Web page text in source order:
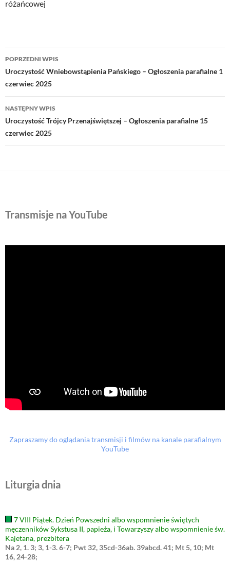
różańcowej
Nawigacja
wpisu
POPRZEDNI WPIS
Uroczystość Wniebowstąpienia Pańskiego – Ogłoszenia parafialne 1
czerwiec 2025
NASTĘPNY WPIS
Uroczystość Trójcy Przenajświętszej – Ogłoszenia parafialne 15
czerwiec 2025
Transmisje na YouTube
Zapraszamy do oglądania transmisji i filmów na kanale parafialnym
YouTube
Liturgia dnia
7 VIII Piątek. Dzień Powszedni albo wspomnienie świętych
męczenników Sykstusa II, papieża, i Towarzyszy albo wspomnienie św.
Kajetana, prezbitera
Na 2, 1. 3; 3, 1-3. 6-7; Pwt 32, 35cd-36ab. 39abcd. 41; Mt 5, 10; Mt
16, 24-28;